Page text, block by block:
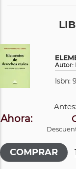
Autor:
Isbn:
Ahora: